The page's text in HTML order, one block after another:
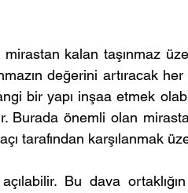
kalan taşınmaz
değerini artıracak
bir yapı inşaa etmek
önemli olan
tarafından karşılanmak
Bu dava